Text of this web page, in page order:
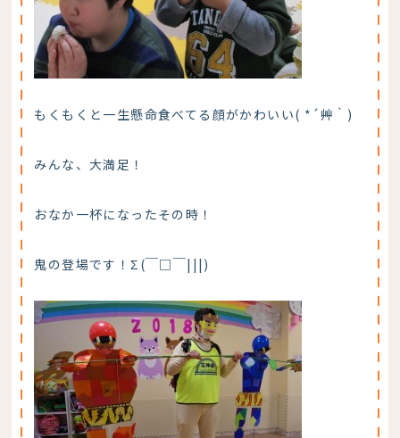
もくもくと一生懸命食べてる顔がかわいい( *´艸｀)
みんな、大満足！
おなか一杯になったその時！
鬼の登場です！Σ(￣□￣|||)